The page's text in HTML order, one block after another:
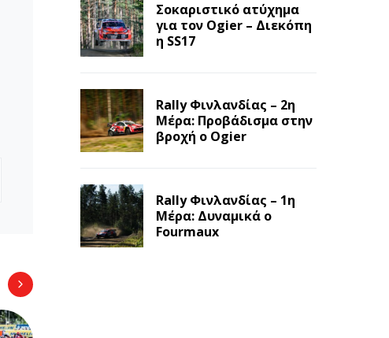
Σοκαριστικό ατύχημα
για τον Ogier – Διεκόπη
η SS17
Rally Φινλανδίας – 2η
Μέρα: Προβάδισμα στην
βροχή ο Ogier
Rally Φινλανδίας – 1η
Μέρα: Δυναμικά ο
Fourmaux